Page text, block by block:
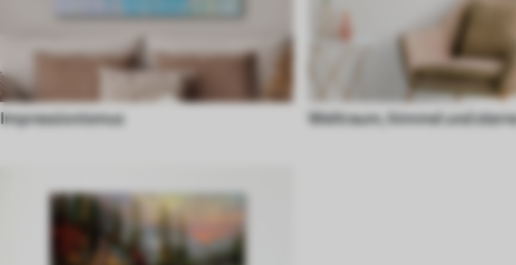
Impressionismus Weltraum, himmel und